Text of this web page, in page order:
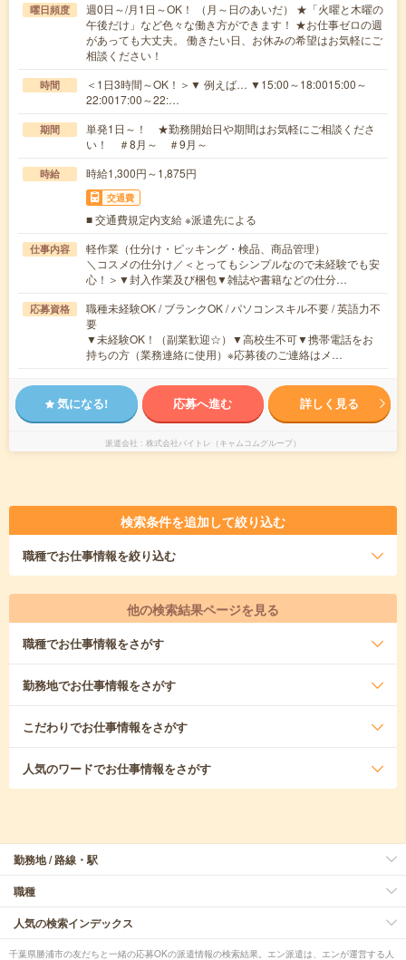
曜日頻度
週0日～/月1日～OK！ （月～日のあいだ） ★「火曜と木曜の
午後だけ」など色々な働き方ができます！ ★お仕事ゼロの週
があっても大丈夫。 働きたい日、お休みの希望はお気軽にご
相談ください！
時間
＜1日3時間～OK！＞▼ 例えば… ▼15:00～18:0015:00～
22:0017:00～22:…
期間
単発1日～！ ★勤務開始日や期間はお気軽にご相談くださ
い！ ＃8月～ ＃9月～
時給 時給1,300円～1,875円
交通費
■ 交通費規定内支給 ※派遣先による
仕事内容
軽作業（仕分け・ピッキング・検品、商品管理）
＼コスメの仕分け／＜とってもシンプルなので未経験でも安
心！＞▼封入作業及び梱包▼雑誌や書籍などの仕分…
応募資格
職種未経験OK / ブランクOK / パソコンスキル不要 / 英語力不
要
▼未経験OK！（副業歓迎☆）▼高校生不可▼携帯電話をお
持ちの方（業務連絡に使用）※応募後のご連絡はメ…
気になる! 応募へ進む 詳しく見る
派遣会社 株式会社バイトレ（キャムコムグループ）
検索条件を追加して絞り込む
職種でお仕事情報を絞り込む
他の検索結果ページを見る
職種でお仕事情報をさがす
勤務地でお仕事情報をさがす
こだわりでお仕事情報をさがす
人気のワードでお仕事情報をさがす
勤務地 / 路線・駅
職種
人気の検索インデックス
千葉県勝浦市の友だちと一緒の応募OKの派遣情報の検索結果。エン派遣は、エンが運営する人